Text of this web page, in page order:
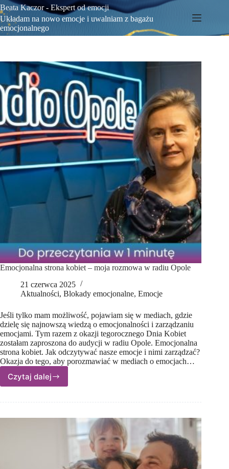
Przejdź
do
treści
Beata Kaczor - Ekspert od emocji
Układam na nowo emocje i uwalniam z bagażu
emocjonalnego
Emocjonalna strona kobiet – moja rozmowa w radiu Opole
21 czerwca 2025
Aktualności, Blokady emocjonalne, Emocje
Jeśli tylko mam możliwość, pojawiam się w mediach, gdzie
dzielę się najnowszą wiedzą o emocjonalności i zarządzaniu
emocjami. Tym razem z okazji tegorocznego Dnia Kobiet
zostałam zaproszona do audycji w radiu Opole. Emocjonalna
strona kobiet. Jak odczytywać nasze emocje i nimi zarządzać?
Okazja do tego, aby porozmawiać w mediach o emocjach…
Czytaj dalejEmocjonalna
kobiet
moja